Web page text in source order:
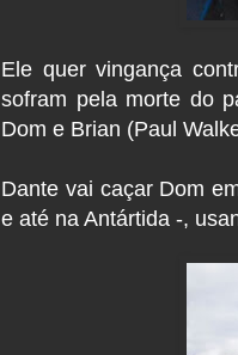
Ele quer vingança
sofram pela morte do
Dom e Brian (Paul
Dante vai caçar Dom
e até na Antártida -,